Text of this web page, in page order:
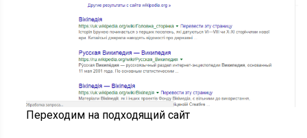
Переходим на подходящий сайт